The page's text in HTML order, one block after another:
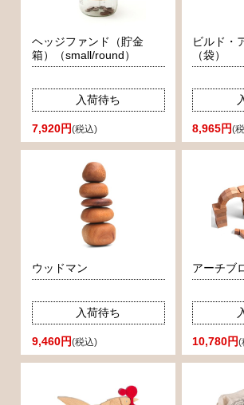
ヘッジファンド（貯金
箱）（small/round）
入荷待ち
7,920円(税込)
ビルド・
（袋）
8,965円(
ウッドマン
入荷待ち
9,460円(税込)
アーチブ
10,780円(